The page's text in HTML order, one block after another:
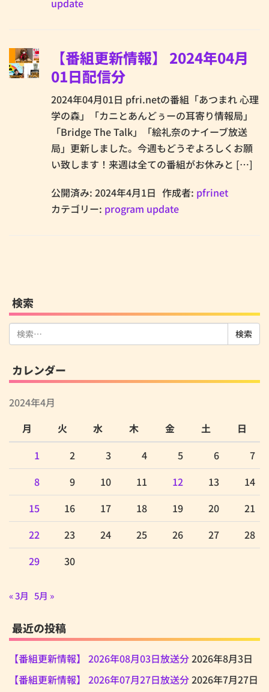
update
【番組更新情報】 2024年04月
01日配信分
2024年04月01日 pfri.netの番組「あつまれ 心理
学の森」「カニとあんどぅーの耳寄り情報局」
「Bridge The Talk」「絵礼奈のナイーブ放送
局」更新しました。今週もどうぞよろしくお願
い致します！来週は全ての番組がお休みと […]
公開済み: 2024年4月1日 作成者: pfrinet
カテゴリー: program update
検索
検
索:
カレンダー
2024年4月
月
火 水 木 金 土
日
1
2 3 4 5 6
7
8
9 10 11 12 13
14
15
16 17 18 19 20
21
22
23 24 25 26 27
28
29
30
« 3月 5月 »
最近の投稿
【番組更新情報】 2026年08月03日放送分2026年8月3日
【番組更新情報】 2026年07月27日放送分2026年7月27日